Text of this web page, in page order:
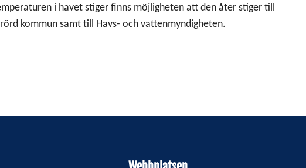
i havet stiger finns möjligheten att den åter stiger till
kommun samt till Havs- och vattenmyndigheten.